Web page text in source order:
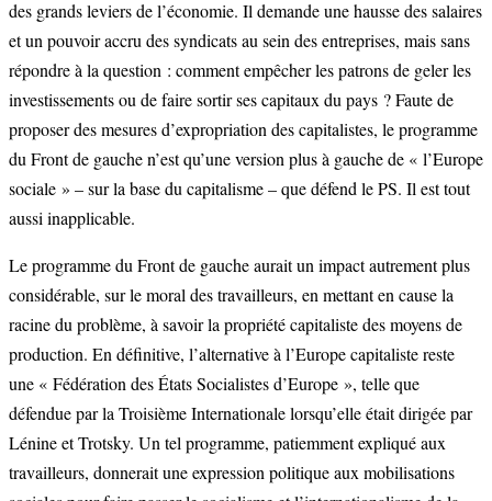
des grands leviers de l’économie. Il demande une hausse des salaires
et un pouvoir accru des syndicats au sein des entreprises, mais sans
répondre à la question : comment empêcher les patrons de geler les
investissements ou de faire sortir ses capitaux du pays ? Faute de
proposer des mesures d’expropriation des capitalistes, le programme
du Front de gauche n’est qu’une version plus à gauche de « l’Europe
sociale » – sur la base du capitalisme – que défend le PS. Il est tout
aussi inapplicable.
Le programme du Front de gauche aurait un impact autrement plus
considérable, sur le moral des travailleurs, en mettant en cause la
racine du problème, à savoir la propriété capitaliste des moyens de
production. En définitive, l’alternative à l’Europe capitaliste reste
une « Fédération des États Socialistes d’Europe », telle que
défendue par la Troisième Internationale lorsqu’elle était dirigée par
Lénine et Trotsky. Un tel programme, patiemment expliqué aux
travailleurs, donnerait une expression politique aux mobilisations